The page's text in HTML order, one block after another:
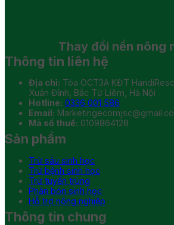
Thay đổi nền nông
Thông tin liên hệ
Địa chỉ: Tòa OCT3A KĐT
Xuân Đỉnh, Bắc Từ Liêm, Hà Nội
Hotline: 0336 001 586
Email:
Mã số thuế: 0109864128
Sản phẩm
Trừ sâu sinh học
Trừ bệnh sinh học
Trừ tuyến trùng
Phân bón sinh học
Hỗ trợ nông nghiệp
Thông tin chung